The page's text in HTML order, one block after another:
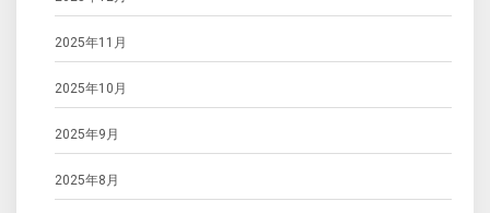
2025年11月
2025年10月
2025年9月
2025年8月